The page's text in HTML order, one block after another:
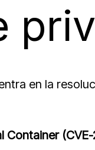
en la